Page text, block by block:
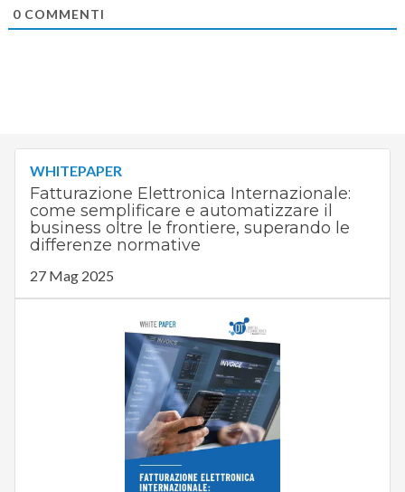
0COMMENTI
WHITEPAPER
Fatturazione Elettronica Internazionale:
come semplificare e automatizzare il
business oltre le frontiere, superando le
differenze normative
27 Mag 2025